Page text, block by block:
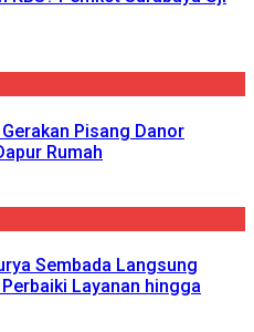
Pisang Danor
Rumah
Sembada Langsung
Layanan hingga